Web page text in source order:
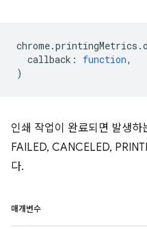
chrome.printingMetrics .
callback : function,
)
인쇄 작업이 완료되면 발생
FAILED, CANCELED,
다.
매개변수